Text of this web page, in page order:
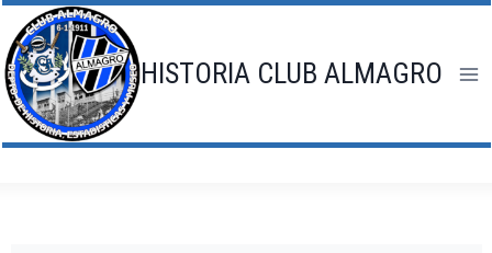
Saltar
al
contenido
HISTORIA CLUB ALMAGRO